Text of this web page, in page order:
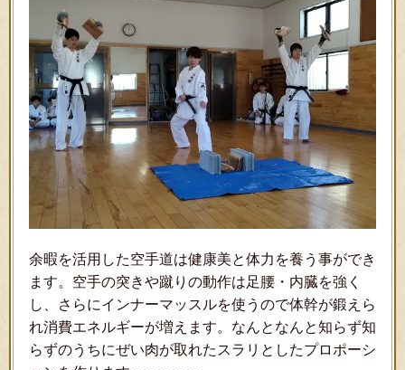
余暇を活用した空手道は健康美と体力を養う事ができ
ます。空手の突きや蹴りの動作は足腰・内臓を強く
し、さらにインナーマッスルを使うので体幹が鍛えら
れ消費エネルギーが増えます。なんとなんと知らず知
らずのうちにぜい肉が取れたスラリとしたプロポーシ